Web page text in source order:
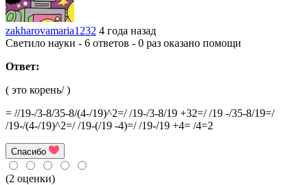
zakharovamaria1232 4 года назад
Светило науки - 6 ответов - 0 раз оказано помощи
Ответ:
( это корень/ )
= //19-/3-8/35-8/(4-/19)^2=/ /19-/3-8/19 +32=/ /19 -/35-8/19=/
/19-/(4-/19)^2=/ /19-(/19 -4)=/ /19-/19 +4= /4=2
Спасибо
(2 оценки)